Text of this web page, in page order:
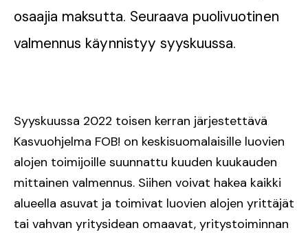
osaajia maksutta. Seuraava puolivuotinen
valmennus käynnistyy syyskuussa.
Syyskuussa 2022 toisen kerran järjestettävä
Kasvuohjelma FOB! on keskisuomalaisille luovien
alojen toimijoille suunnattu kuuden kuukauden
mittainen valmennus. Siihen voivat hakea kaikki
alueella asuvat ja toimivat luovien alojen yrittäjät
tai vahvan yritysidean omaavat, yritystoiminnan